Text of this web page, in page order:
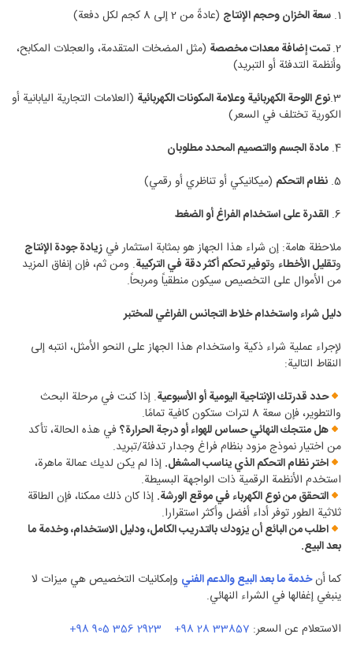
1. سعة الخزان وحجم الإنتاج (عادةً من 2 إلى 8 كجم لكل دفعة)
2. تمت إضافة معدات مخصصة (مثل المضخات المتقدمة، والعجلات المكابح،
وأنظمة التدفئة أو التبريد)
3.نوع اللوحة الكهربائية وعلامة المكونات الكهربائية (العلامات التجارية اليابانية أو
الكورية تختلف في السعر)
4. مادة الجسم والتصميم المحدد مطلوبان
5. نظام التحكم (ميكانيكي أو تناظري أو رقمي)
6. القدرة على استخدام الفراغ أو الضغط
ملاحظة هامة: إن شراء هذا الجهاز هو بمثابة استثمار في زيادة جودة الإنتاج
وتقليل الأخطاء وتوفير تحكم أكثر دقة في التركيبة. ومن ثم، فإن إنفاق المزيد
من الأموال على التخصيص سيكون منطقياً ومربحاً.
دليل شراء واستخدام خلاط التجانس الفراغي للمختبر
لإجراء عملية شراء ذكية واستخدام هذا الجهاز على النحو الأمثل، انتبه إلى
النقاط التالية:
حدد قدرتك الإنتاجية اليومية أو الأسبوعية. إذا كنت في مرحلة البحث
والتطوير، فإن سعة 8 لترات ستكون كافية تمامًا.
هل منتجك النهائي حساس للهواء أو درجة الحرارة؟في هذه الحالة، تأكد
من اختيار نموذج مزود بنظام فراغ وجدار تدفئة/تبريد.
اختر نظام التحكم الذي يناسب المشغل. إذا لم يكن لديك عمالة ماهرة،
استخدم الأنظمة الرقمية ذات الواجهة البسيطة.
التحقق من نوع الكهرباء في موقع الورشة. إذا كان ذلك ممكنا، فإن الطاقة
ثلاثية الطور توفر أداء أفضل وأكثر استقرارا.
اطلب من البائع أن يزودك بالتدريب الكامل، ودليل الاستخدام، وخدمة ما
بعد البيع.
كما أنخدمة ما بعد البيع والدعم الفني وإمكانيات التخصيص هي ميزات لا
ينبغي إغفالها في الشراء النهائي.
الاستعلام عن السعر: +98 28 33857
2923 356 905 98+